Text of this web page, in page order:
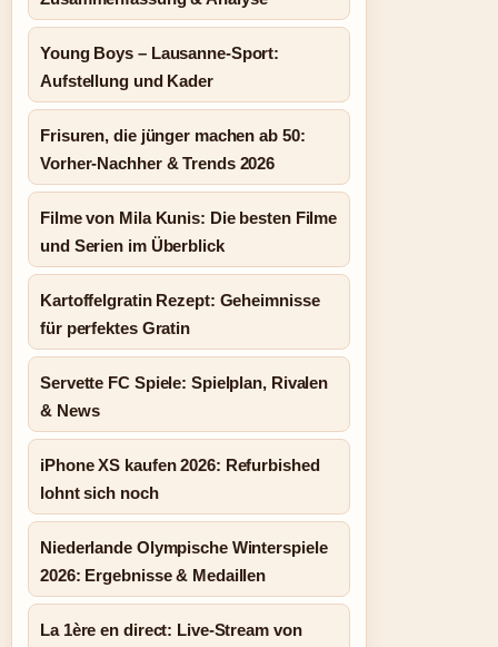
Young Boys – Lausanne-Sport:
Aufstellung und Kader
Frisuren, die jünger machen ab 50:
Vorher-Nachher & Trends 2026
Filme von Mila Kunis: Die besten Filme
und Serien im Überblick
Kartoffelgratin Rezept: Geheimnisse
für perfektes Gratin
Servette FC Spiele: Spielplan, Rivalen
& News
iPhone XS kaufen 2026: Refurbished
lohnt sich noch
Niederlande Olympische Winterspiele
2026: Ergebnisse & Medaillen
La 1ère en direct: Live-Stream von